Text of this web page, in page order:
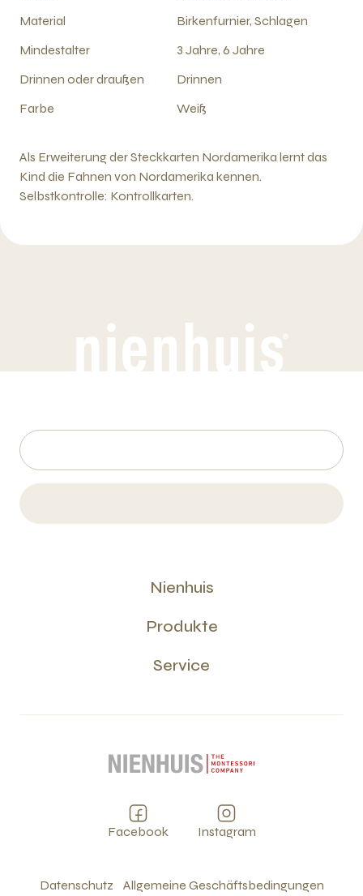
Material
Birkenfurnier, Schlagen
Mindestalter
3 Jahre, 6 Jahre
Drinnen oder draußen
Drinnen
Farbe
Weiß
Als Erweiterung der Steckkarten Nordamerika lernt das
Kind die Fahnen von Nordamerika kennen.
Selbstkontrolle: Kontrollkarten.
Nienhuis
Produkte
Service
Facebook Instagram
Datenschutz Allgemeine Geschäftsbedingungen